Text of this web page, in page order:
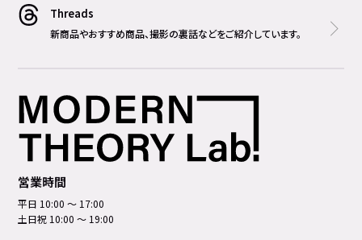
Threads
新商品やおすすめ商品、撮影の裏話などをご紹介しています。
営業時間
平日 10:00 ～ 17:00
土日祝 10:00 ～ 19:00